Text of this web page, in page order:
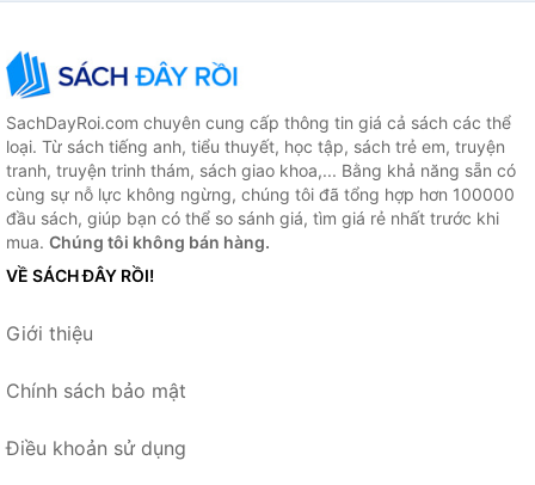
SachDayRoi.com chuyên cung cấp thông tin giá cả sách các thể
loại. Từ sách tiếng anh, tiểu thuyết, học tập, sách trẻ em, truyện
tranh, truyện trinh thám, sách giao khoa,... Bằng khả năng sẵn có
cùng sự nỗ lực không ngừng, chúng tôi đã tổng hợp hơn 100000
đầu sách, giúp bạn có thể so sánh giá, tìm giá rẻ nhất trước khi
mua. Chúng tôi không bán hàng.
VỀ SÁCH ĐÂY RỒI!
Giới thiệu
Chính sách bảo mật
Điều khoản sử dụng